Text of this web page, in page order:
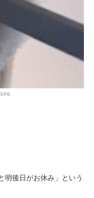
明後日がお休み」という